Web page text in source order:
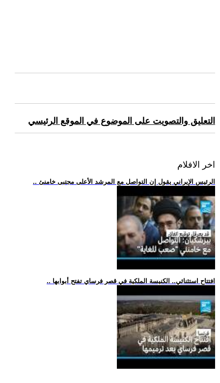
التعليق والتصويت على الموضوع في الموقع الرئيسي
اخر الافلام
.. الرئيس الإيراني يقول إن التواصل مع المرشد الأعلى مجتبى خامنئ
.. افتتاح استثنائي.. الكنيسة الملكية في قصر فرساي تفتح أبوابها